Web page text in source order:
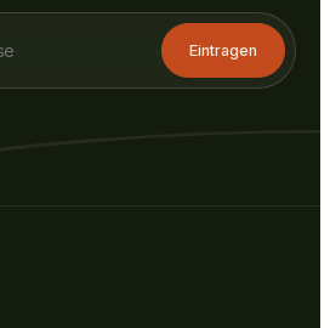
Eintragen